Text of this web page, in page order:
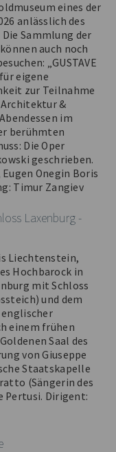
eines der
anlässlich des
Die Sammlung der
auch noch
„GUSTAVE
eigene
zur Teilnahme
&
im
berühmten
Die Oper
geschrieben.
Onegin Boris
Timur Zangiev
Laxenburg -
Liechtenstein,
Hochbarock in
mit Schloss
und dem
einem frühen
Saal des
von Giuseppe
Staatskapelle
(Sängerin des
Pertusi. Dirigent: